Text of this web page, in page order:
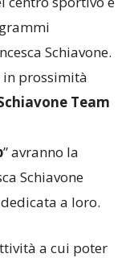
Schiavone.
prossimità
Team
” avranno la
Schiavone
a loro.
a cui poter